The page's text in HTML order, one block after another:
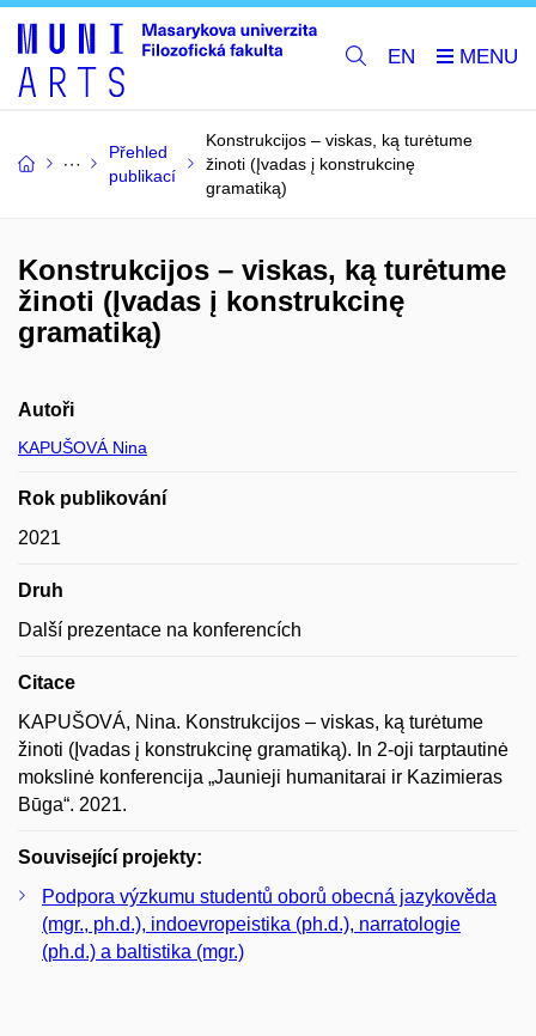
EN
Přehled
publikací
Konstrukcijos – viskas, ką turėtume
žinoti (Įvadas į konstrukcinę
gramatiką)
Konstrukcijos – viskas, ką turėtume
žinoti (Įvadas į konstrukcinę
gramatiką)
Autoři
KAPUŠOVÁ Nina
Rok publikování
2021
Druh
Další prezentace na konferencích
Citace
KAPUŠOVÁ, Nina. Konstrukcijos – viskas, ką turėtume
žinoti (Įvadas į konstrukcinę gramatiką). In 2-oji tarptautinė
mokslinė konferencija „Jaunieji humanitarai ir Kazimieras
Būga“. 2021.
Související projekty:
Podpora výzkumu studentů oborů obecná jazykověda
(mgr., ph.d.), indoevropeistika (ph.d.), narratologie
(ph.d.) a baltistika (mgr.)